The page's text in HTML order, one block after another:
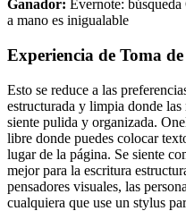
Ganador: Evernote:
a mano es inigualable
Experiencia de Toma
Esto se reduce a las
estructurada y limpia donde
siente pulida y organizada.
libre donde puedes colocar
lugar de la página. Se siente
mejor para la escritura
pensadores visuales, las
cualquiera que use un stylus